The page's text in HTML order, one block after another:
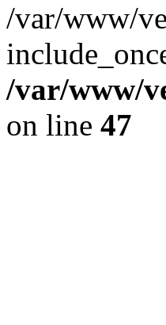
/var/www/
/var/www/
on line 47